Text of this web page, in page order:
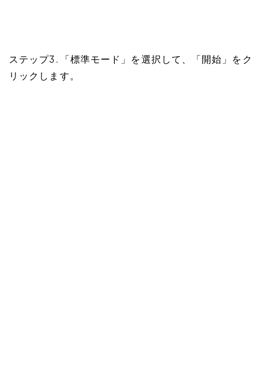
ステップ3. 「標準モード」を選択して、「開始」をク
リックします。